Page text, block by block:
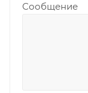
Сообщение